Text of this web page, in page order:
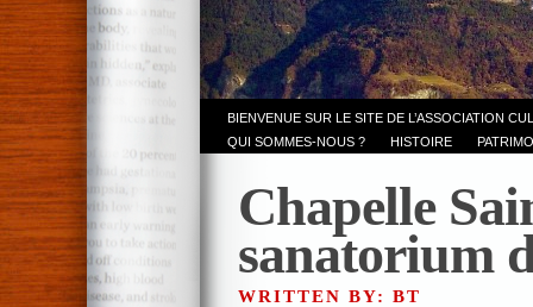
BIENVENUE SUR LE SITE DE L’ASSOCIATION
QUI SOMMES-NOUS ?
HISTOIRE
Chapelle
sanatorium
WRITTEN BY: BT